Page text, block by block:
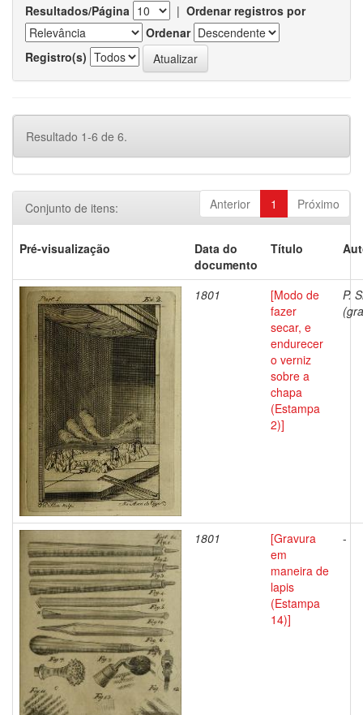
Resultados/Página | Ordenar registros por
Ordenar
Registro(s)
Resultado 1-6 de 6.
Anterior 1 Próximo
Conjunto de itens:
Pré-visualização
Data do
documento
Título
1801
[Modo de
fazer
secar, e
endurecer
o verniz
sobre a
chapa
(Estampa
2)]
P.
1801
[Gravura
em
maneira de
lapis
(Estampa
14)]
-